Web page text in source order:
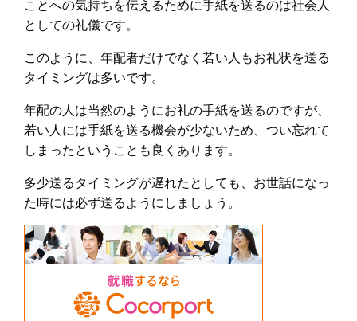
ことへの気持ちを伝えるために手紙を送るのは社会人
としての礼儀です。
このように、年配者だけでなく若い人もお礼状を送る
タイミングは多いです。
年配の人は当然のようにお礼の手紙を送るのですが、
若い人には手紙を送る機会が少ないため、つい忘れて
しまったということも良くあります。
多少送るタイミングが遅れたとしても、お世話になっ
た時には必ず送るようにしましょう。